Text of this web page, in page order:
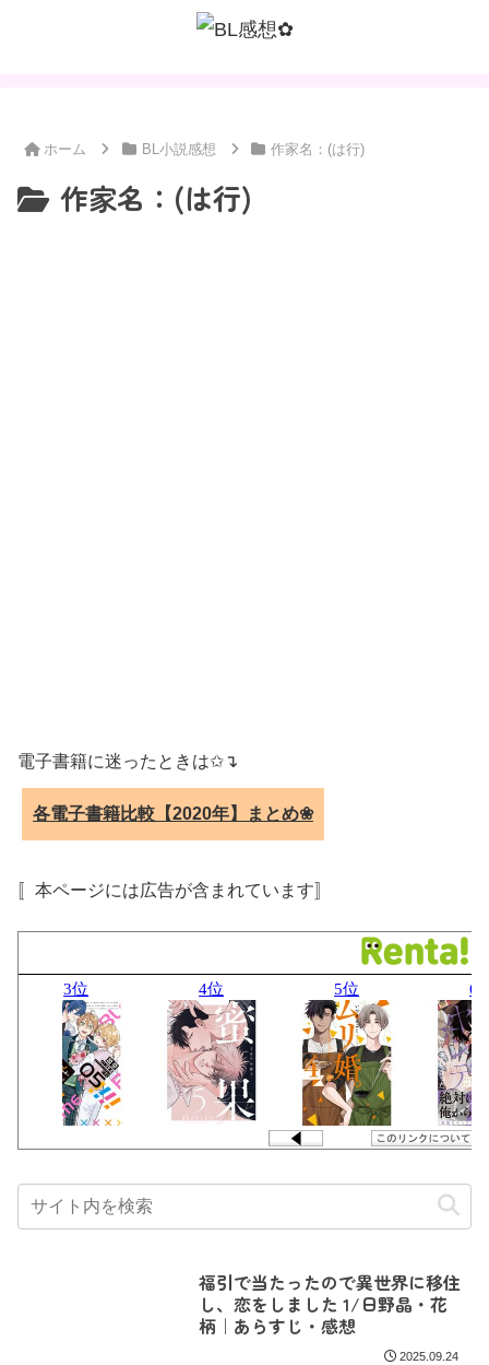
ホーム BL小説感想 作家名：(は行)
作家名：(は行)
電子書籍に迷ったときは✩↴
各電子書籍比較【2020年】まとめ❀
〚本ページには広告が含まれています〛
福引で当たったので異世界に移住
し、恋をしました 1/日野晶・花
柄｜あらすじ・感想
2025.09.24